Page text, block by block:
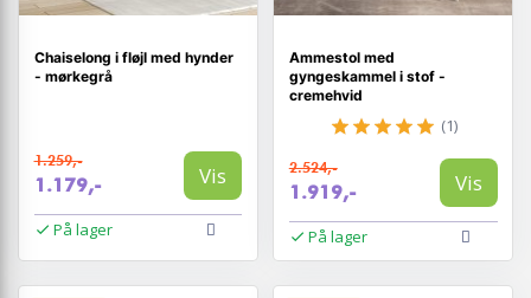
Chaiselong i fløjl med hynder
- mørkegrå
1.259,-
1.179,- Vis
På lager
Ammestol med
gyngeskammel i stof -
cremehvid
(1)
2.524,-
1.919,- Vis
På lager